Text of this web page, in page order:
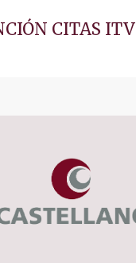
CITAS ITV